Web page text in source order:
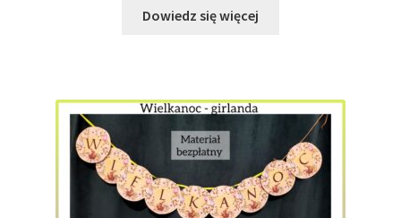
Dowiedz się więcej